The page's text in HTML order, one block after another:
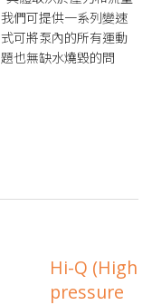
們可提供一系列變速
可將泵內的所有運動
也無缺水燒毀的問
Hi-Q (High
pressure